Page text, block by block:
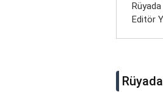
Editör